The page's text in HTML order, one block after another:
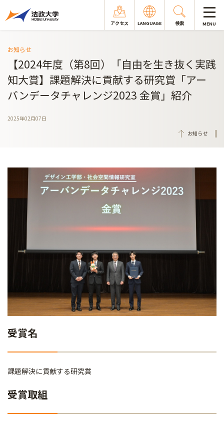
アクセス LANGUAGE 検索 MENU
お知らせ
【2024年度（第8回）「自由を生き抜く実践
知大賞】課題解決に貢献する研究賞「アー
バンデータチャレンジ2023 金賞」紹介
2025年02月07日
お知らせ
受賞名
課題解決に貢献する研究賞
受賞取組